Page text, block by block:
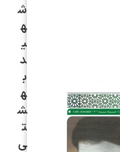
ش
ه
ی
د
ب
ه
ش
ت
ی